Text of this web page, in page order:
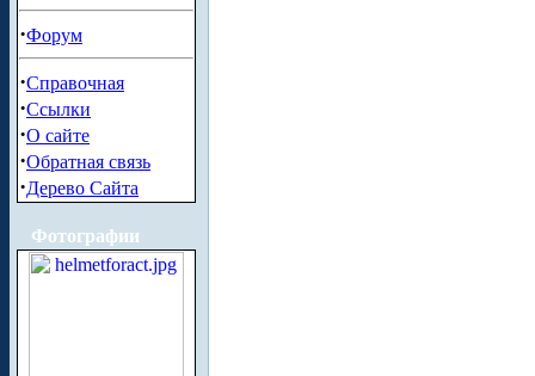
·Форум
·Справочная
·Ссылки
·О сайте
·Обратная связь
·Дерево Сайта
Фотографии